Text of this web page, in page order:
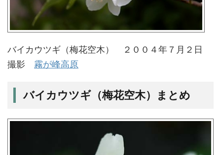
バイカウツギ（梅花空木） ２００４年７月２日
撮影 霧が峰高原
バイカウツギ（梅花空木）まとめ